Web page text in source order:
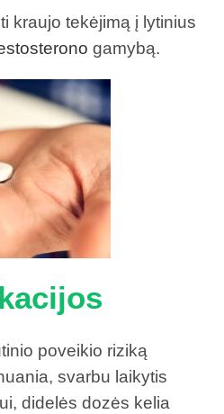
kraujo tekėjimą į lytinius
gamybą.
poveikio riziką
svarbu laikytis
didelės dozės kelia